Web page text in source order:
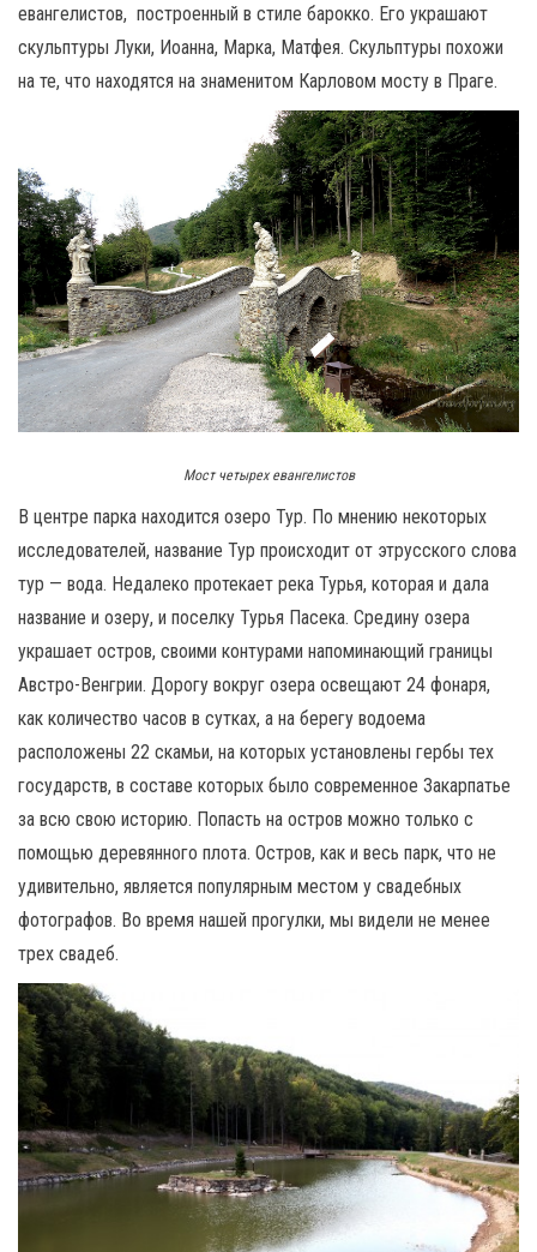
евангелистов, построенный в стиле барокко. Его украшают
скульптуры Луки, Иоанна, Марка, Матфея. Скульптуры похожи
на те, что находятся на знаменитом Карловом мосту в Праге.
Мост четырех евангелистов
В центре парка находится озеро Тур. По мнению некоторых
исследователей, название Тур происходит от этрусского слова
тур — вода. Недалеко протекает река Турья, которая и дала
название и озеру, и поселку Турья Пасека. Средину озера
украшает остров, своими контурами напоминающий границы
Австро-Венгрии. Дорогу вокруг озера освещают 24 фонаря,
как количество часов в сутках, а на берегу водоема
расположены 22 скамьи, на которых установлены гербы тех
государств, в составе которых было современное Закарпатье
за всю свою историю. Попасть на остров можно только с
помощью деревянного плота. Остров, как и весь парк, что не
удивительно, является популярным местом у свадебных
фотографов. Во время нашей прогулки, мы видели не менее
трех свадеб.